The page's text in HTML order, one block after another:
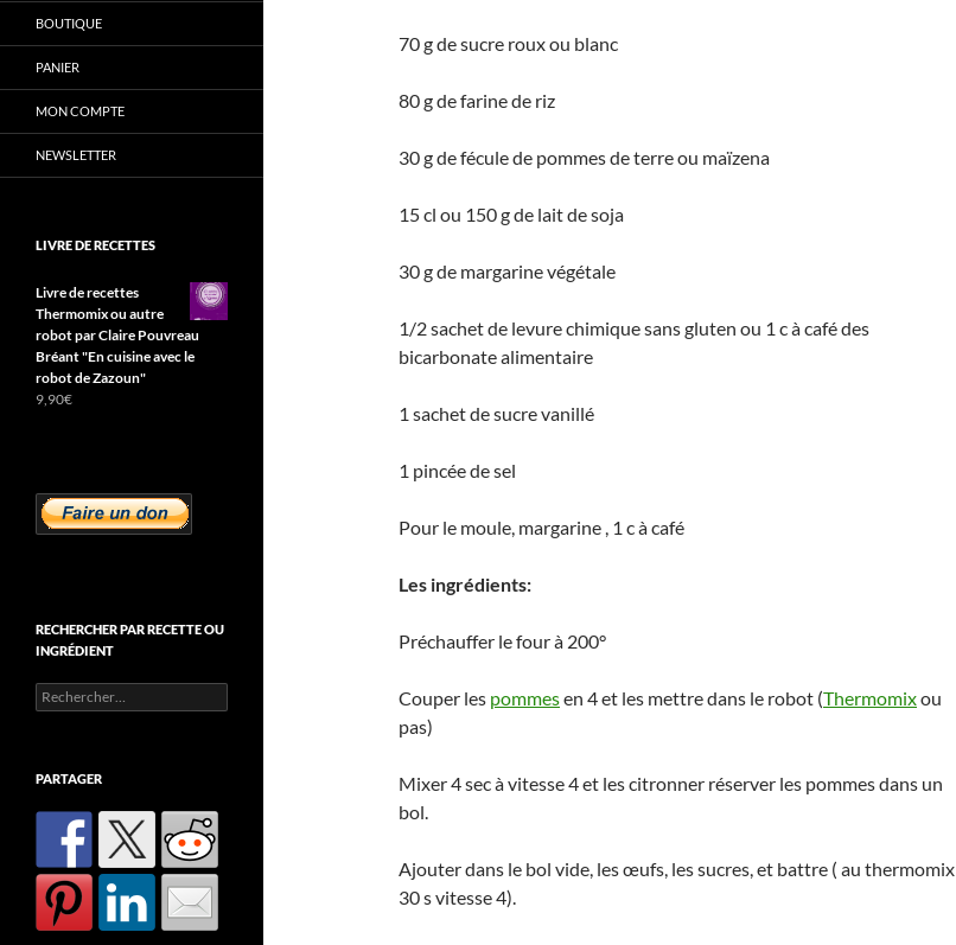
70 g de sucre roux ou blanc
80 g de farine de riz
30 g de fécule de pommes de terre ou maïzena
15 cl ou 150 g de lait de soja
30 g de margarine végétale
1/2 sachet de levure chimique sans gluten ou 1 c à café des
bicarbonate alimentaire
1 sachet de sucre vanillé
1 pincée de sel
Pour le moule, margarine , 1 c à café
Les ingrédients:
Préchauffer le four à 200°
Couper les pommesen 4 et les mettre dans le robot (Thermomixou
pas)
Mixer 4 sec à vitesse 4 et les citronner réserver les pommes dans un
bol.
Ajouter dans le bol vide, les œufs, les sucres, et battre ( au thermomix
30 s vitesse 4).
BOUTIQUE
PANIER
MON COMPTE
NEWSLETTER
LIVRE DE RECETTES
Livre de recettes
Thermomix ou autre
robot par Claire Pouvreau
Bréant "En cuisine avec le
robot de Zazoun"
9,90€
RECHERCHER PAR RECETTE OU
INGRÉDIENT
Rechercher :
PARTAGER